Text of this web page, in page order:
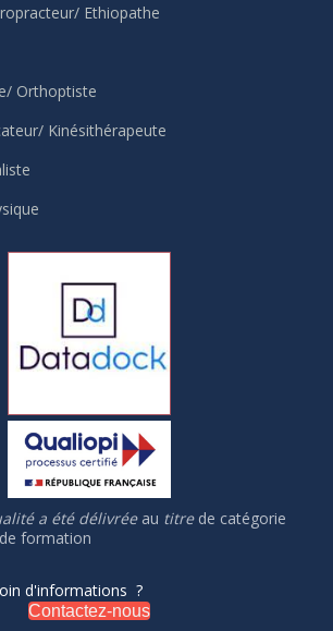
Ethiopathe
Orthoptiste
Kinésithérapeute
a été délivréeau titrede catégorie
formation
d'informations ?
Contactez-nous